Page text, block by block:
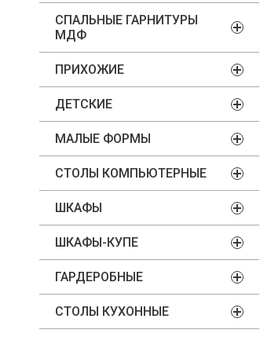
СПАЛЬНЫЕ ГАРНИТУРЫ
МДФ
ПРИХОЖИЕ
ДЕТСКИЕ
МАЛЫЕ ФОРМЫ
СТОЛЫ КОМПЬЮТЕРНЫЕ
ШКАФЫ
ШКАФЫ-КУПЕ
ГАРДЕРОБНЫЕ
СТОЛЫ КУХОННЫЕ